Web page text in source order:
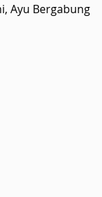
Ayu Bergabung